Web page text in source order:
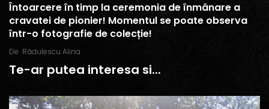
Întoarcere în timp la ceremonia de înmânare a
cravatei de pionier! Momentul se poate observa
într-o fotografie de colecție!
De Rădulescu Alina
Te-ar putea interesa si...